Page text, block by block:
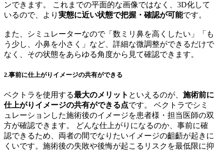
ンできます。 これまでの平面的な画像ではなく、3D化して
いるので、より 実態に近い状態で把握・確認が可能です。
また、シミュレーターなので「数ミリ鼻を高くしたい」「も
う少し、小鼻を小さく」など、詳細な微調整ができるだけで
なく、その状態をあらゆる角度から見て確認できます。
2.事前に仕上がりイメージの共有ができる
ベクトラを使用する最大のメリット といえるのが、 施術前に
仕上がりイメージの共有ができる点です。 ベクトラでシミ
ュレーションした施術後のイメージを患者様・担当医師の双
方が確認できます。 どんな仕上がりになるのか、事前に確
認できるため、両者の間でなりたいイメージの齟齬が起きに
くいです。施術後の失敗や後悔が起こるリスクを最低限に抑